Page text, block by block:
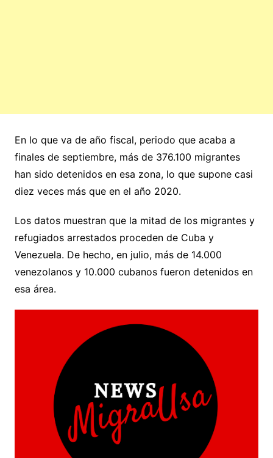
En lo que va de año fiscal, periodo que acaba a
finales de septiembre, más de 376.100 migrantes
han sido detenidos en esa zona, lo que supone casi
diez veces más que en el año 2020.
Los datos muestran que la mitad de los migrantes y
refugiados arrestados proceden de Cuba y
Venezuela. De hecho, en julio, más de 14.000
venezolanos y 10.000 cubanos fueron detenidos en
esa área.